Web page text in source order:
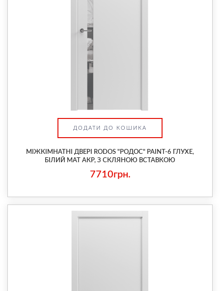
ДОДАТИ ДО КОШИКА
МІЖКІМНАТНІ ДВЕРІ RODOS "РОДОС" PAINT-6 ГЛУХЕ,
БІЛИЙ МАТ АКР, З СКЛЯНОЮ ВСТАВКОЮ
7710грн.